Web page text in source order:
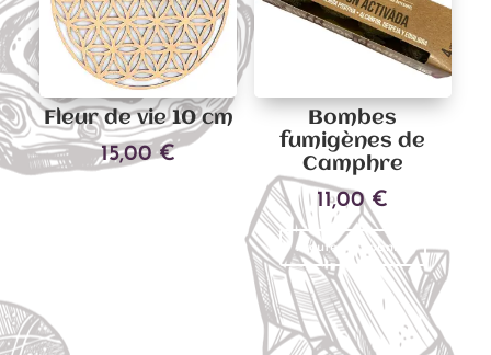
Fleur de vie 10 cm
15,00€
Bombes
fumigènes de
Camphre
11,00€
Ajouter au panier